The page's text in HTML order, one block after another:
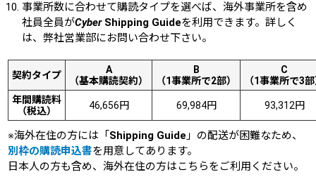
事業所数に合わせて購読タイプを選べば、海外事業所を含め
社員全員がCyberShipping Guideを利用できます。詳しく
は、弊社営業部にお問い合わせ下さい。
契約タイプ
A
（基本購読契約）
B
（1事業所で2部）
C
（1事業所で3
年間購読料
（税込）
46,656円 69,984円 93,312円
※海外在住の方には「 Shipping Guide 」の配送が困難なため、
別枠の購読申込書を用意してあります。
日本人の方も含め、海外在住の方はこちらをご利用ください。